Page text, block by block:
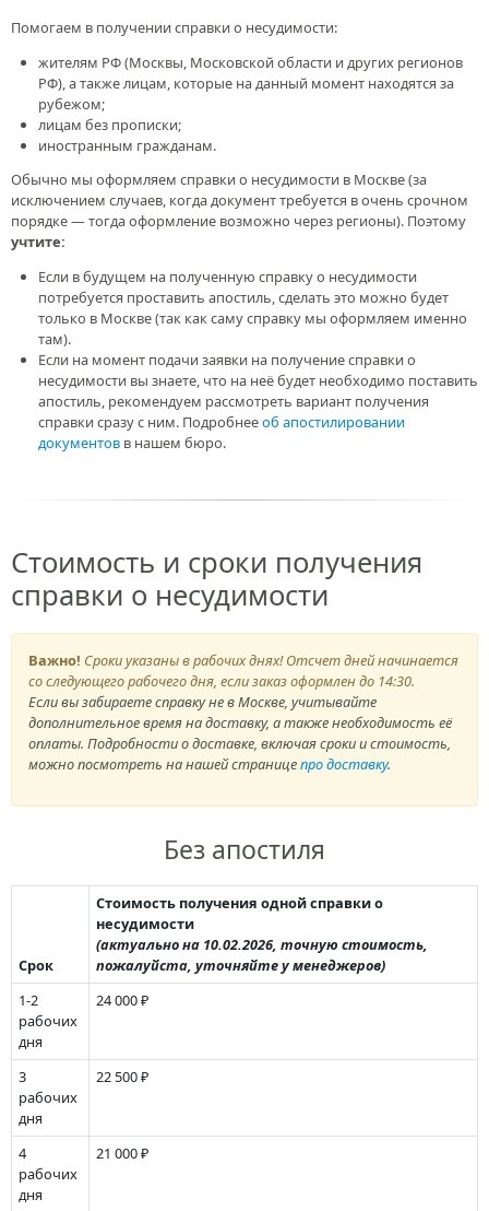
Помогаем в получении справки о несудимости:
жителям РФ (Москвы, Московской области и других регионов
РФ), а также лицам, которые на данный момент находятся за
рубежом;
лицам без прописки;
иностранным гражданам.
Обычно мы оформляем справки о несудимости в Москве (за
исключением случаев, когда документ требуется в очень срочном
порядке — тогда оформление возможно через регионы). Поэтому
учтите:
Если в будущем на полученную справку о несудимости
потребуется проставить апостиль, сделать это можно будет
только в Москве (так как саму справку мы оформляем именно
там).
Если на момент подачи заявки на получение справки о
несудимости вы знаете, что на неё будет необходимо поставить
апостиль, рекомендуем рассмотреть вариант получения
справки сразу с ним. Подробнееоб апостилировании
документов в нашем бюро.
Стоимость и сроки получения
справки о несудимости
Важно! Сроки указаны в рабочих днях! Отсчет дней начинается
со следующего рабочего дня, если заказ оформлен до 14:30.
Если вы забираете справку не в Москве, учитывайте
дополнительное время на доставку, а также необходимость её
оплаты. Подробности о доставке, включая сроки и стоимость,
можно посмотреть на нашей страницепро доставку.
Без апостиля
Срок
Стоимость получения одной справки о
несудимости
(актуально на 10.02.2026, точную стоимость,
пожалуйста, уточняйте у менеджеров)
1-2
рабочих
дня
24 000 ₽
3
рабочих
дня
22 500 ₽
4
рабочих
дня
21 000 ₽